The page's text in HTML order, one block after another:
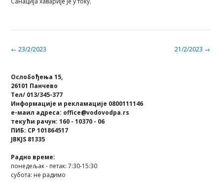
Post 21/2/2023 →
← 23/2/2023
Ослобођења 15,
26101 Панчево
Тел/ 013/345-377
Информације и рекламације 0800111146
е-маил адреса: office@vodovodpa.rs
текући рачун: 160 - 10370 - 06
ПИБ: СР 101864517
JBKJS 81335
Радно време:
понедељак - петак: 7:30-15:30
субота: не радимо